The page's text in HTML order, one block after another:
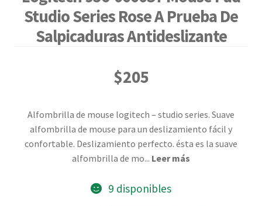
Studio Series Rose A Prueba De
Salpicaduras Antideslizante
$205
Alfombrilla de mouse logitech – studio series. Suave
alfombrilla de mouse para un deslizamiento fácil y
confortable. Deslizamiento perfecto. ésta es la suave
alfombrilla de mo... Leer más
9 disponibles